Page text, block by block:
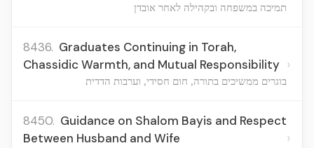
תמיכה במשפחה ובקהילה לאחר אובדן
8436. Graduates Continuing in Torah,
Chassidic Warmth, and Mutual Responsibility
בוגרים ממשיכים בתורה, חום חסידי, וערבות הדדית
›
8450. Guidance on Shalom Bayis and Respect
Between Husband and Wife
›